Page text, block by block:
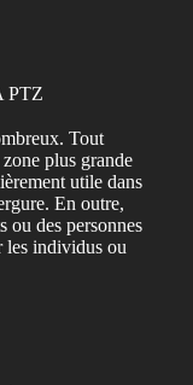
PTZ
Tout
plus grande
utile dans
En outre,
ou des personnes
les individus ou